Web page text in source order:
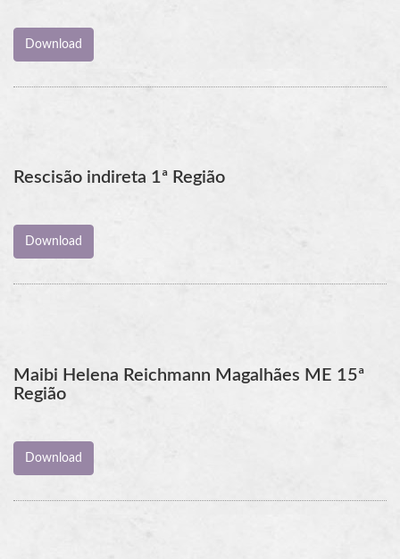
Rescisão indireta 1ª Região
Maibi Helena Reichmann Magalhães ME 15ª
Região